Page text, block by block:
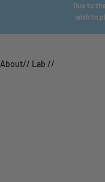
Due to
wish to
About// Lab //